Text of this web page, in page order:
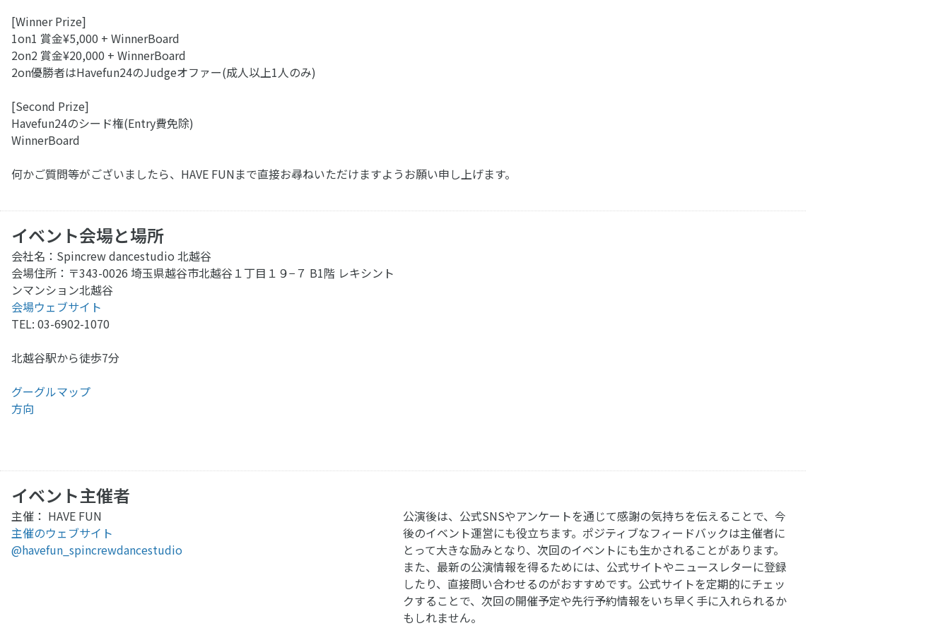
[Winner Prize]
1on1 賞金¥5,000 + WinnerBoard
2on2 賞金¥20,000 + WinnerBoard
2on優勝者はHavefun24のJudgeオファー(成人以上1人のみ)
[Second Prize]
Havefun24のシード権(Entry費免除)
WinnerBoard
何かご質問等がございましたら、HAVE FUNまで直接お尋ねいただけますようお願い申し上げます。
イベント会場と場所
会社名：Spincrew dancestudio 北越谷
会場住所：〒343-0026 埼玉県越谷市北越谷１丁目１９−７ B1階 レキシント
ンマンション北越谷
会場ウェブサイト
TEL: 03-6902-1070
北越谷駅から徒歩7分
グーグルマップ
方向
イベント主催者
主催： HAVE FUN
主催のウェブサイト
@havefun_spincrewdancestudio
公演後は、公式SNSやアンケートを通じて感謝の気持ちを伝えることで、今
後のイベント運営にも役立ちます。ポジティブなフィードバックは主催者に
とって大きな励みとなり、次回のイベントにも生かされることがあります。
また、最新の公演情報を得るためには、公式サイトやニュースレターに登録
したり、直接問い合わせるのがおすすめです。公式サイトを定期的にチェッ
クすることで、次回の開催予定や先行予約情報をいち早く手に入れられるか
もしれません。